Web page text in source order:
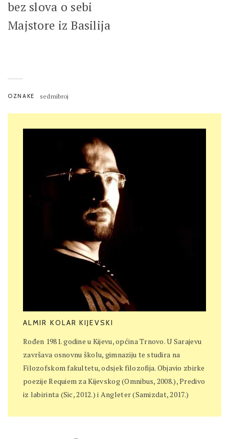
bez slova o sebi
Majstore iz Basilija
OZNAKE sedmibroj
ALMIR KOLAR KIJEVSKI
Rođen 1981. godine u Kijevu, općina Trnovo. U Sarajevu
završava osnovnu školu, gimnaziju te studira na
Filozofskom fakultetu, odsjek filozofija. Objavio zbirke
poezije Requiem za Kijevskog (Omnibus, 2008.), Predivo
iz labirinta (Sic, 2012.) i Angleter (Samizdat, 2017.)